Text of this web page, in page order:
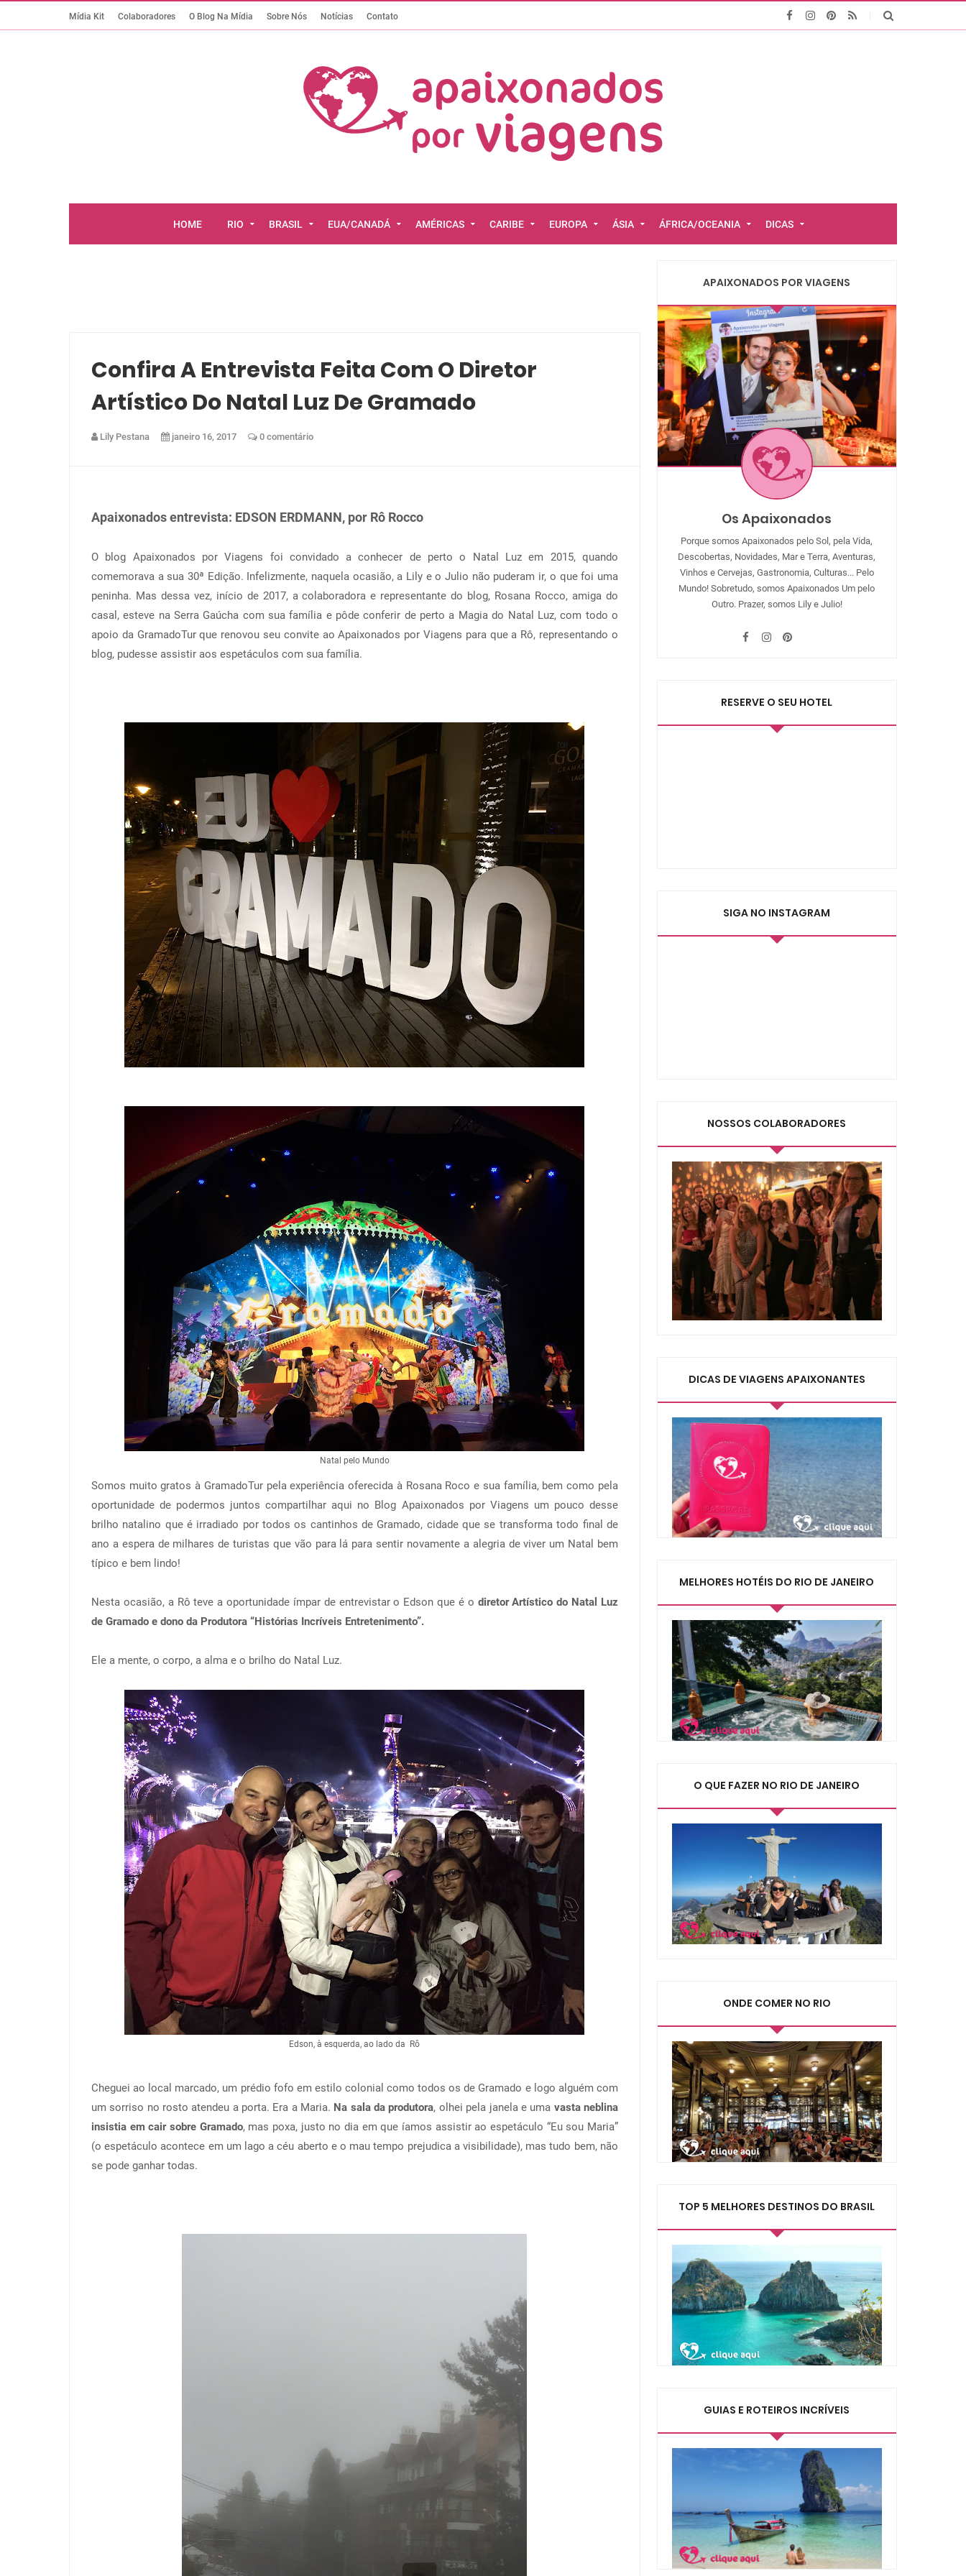
Mídia Kit Colaboradores O Blog Na Mídia Sobre Nós Notícias Contato
HOME RIO BRASIL EUA/CANADÁ AMÉRICAS CARIBE EUROPA ÁSIA ÁFRICA/OCEANIA DICAS
Confira A Entrevista Feita Com O Diretor
Artístico Do Natal Luz De Gramado
Lily Pestana janeiro 16, 2017 0 comentário
Apaixonados entrevista: EDSON ERDMANN, por Rô Rocco
O blog Apaixonados por Viagens foi convidado a conhecer de perto o Natal Luz em 2015, quando
comemorava a sua 30ª Edição. Infelizmente, naquela ocasião, a Lily e o Julio não puderam ir, o que foi uma
peninha. Mas dessa vez, início de 2017, a colaboradora e representante do blog, Rosana Rocco, amiga do
casal, esteve na Serra Gaúcha com sua família e pôde conferir de perto a Magia do Natal Luz, com todo o
apoio da GramadoTur que renovou seu convite ao Apaixonados por Viagens para que a Rô, representando o
blog, pudesse assistir aos espetáculos com sua família.
Natal pelo Mundo
Somos muito gratos à GramadoTur pela experiência oferecida à Rosana Roco e sua família, bem como pela
oportunidade de podermos juntos compartilhar aqui no Blog Apaixonados por Viagens um pouco desse
brilho natalino que é irradiado por todos os cantinhos de Gramado, cidade que se transforma todo final de
ano a espera de milhares de turistas que vão para lá para sentir novamente a alegria de viver um Natal bem
típico e bem lindo!
Nesta ocasião, a Rô teve a oportunidade ímpar de entrevistar o Edson que é o diretor Artístico do Natal Luz
de Gramado e dono da Produtora “Histórias Incríveis Entretenimento”.
Ele a mente, o corpo, a alma e o brilho do Natal Luz.
Edson, à esquerda, ao lado da Rô
Cheguei ao local marcado, um prédio fofo em estilo colonial como todos os de Gramado e logo alguém com
um sorriso no rosto atendeu a porta. Era a Maria. Na sala da produtora, olhei pela janela e uma vasta neblina
insistia em cair sobre Gramado, mas poxa, justo no dia em que íamos assistir ao espetáculo “Eu sou Maria”
(o espetáculo acontece em um lago a céu aberto e o mau tempo prejudica a visibilidade), mas tudo bem, não
se pode ganhar todas.
APAIXONADOS POR VIAGENS
Os Apaixonados
Porque somos Apaixonados pelo Sol, pela Vida,
Descobertas, Novidades, Mar e Terra, Aventuras,
Vinhos e Cervejas, Gastronomia, Culturas... Pelo
Mundo! Sobretudo, somos Apaixonados Um pelo
Outro. Prazer, somos Lily e Julio!
RESERVE O SEU HOTEL
SIGA NO INSTAGRAM
NOSSOS COLABORADORES
DICAS DE VIAGENS APAIXONANTES
MELHORES HOTÉIS DO RIO DE JANEIRO
O QUE FAZER NO RIO DE JANEIRO
ONDE COMER NO RIO
TOP 5 MELHORES DESTINOS DO BRASIL
GUIAS E ROTEIROS INCRÍVEIS